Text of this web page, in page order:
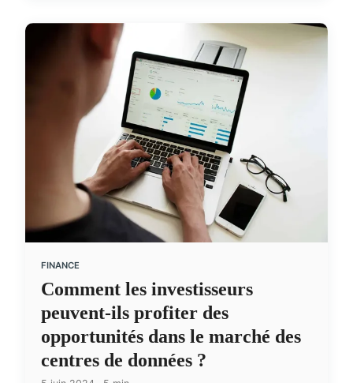
FINANCE
Comment les investisseurs
peuvent-ils profiter des
opportunités dans le marché des
centres de données ?